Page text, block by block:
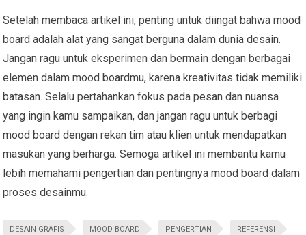
Setelah membaca artikel ini, penting untuk diingat bahwa mood
board adalah alat yang sangat berguna dalam dunia desain.
Jangan ragu untuk eksperimen dan bermain dengan berbagai
elemen dalam mood boardmu, karena kreativitas tidak memiliki
batasan. Selalu pertahankan fokus pada pesan dan nuansa
yang ingin kamu sampaikan, dan jangan ragu untuk berbagi
mood board dengan rekan tim atau klien untuk mendapatkan
masukan yang berharga. Semoga artikel ini membantu kamu
lebih memahami pengertian dan pentingnya mood board dalam
proses desainmu.
DESAIN GRAFIS MOOD BOARD PENGERTIAN REFERENSI